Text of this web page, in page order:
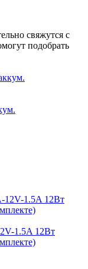
свяжутся с
подобрать
1.5A 12Вт